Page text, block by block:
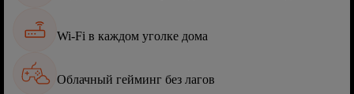
Wi-Fi в каждом уголке дома
Облачный гейминг без лагов